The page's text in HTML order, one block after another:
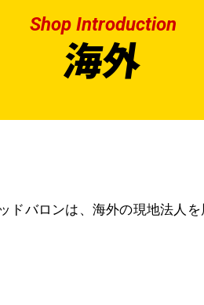
Shop Introduction
海外
バロンは、海外の現地法人を